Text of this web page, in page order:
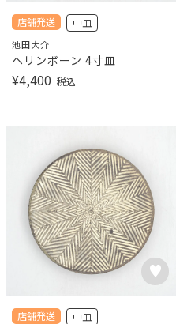
店舗発送 中皿
池田大介
ヘリンボーン 4寸皿
¥4,400 税込
店舗発送 中皿